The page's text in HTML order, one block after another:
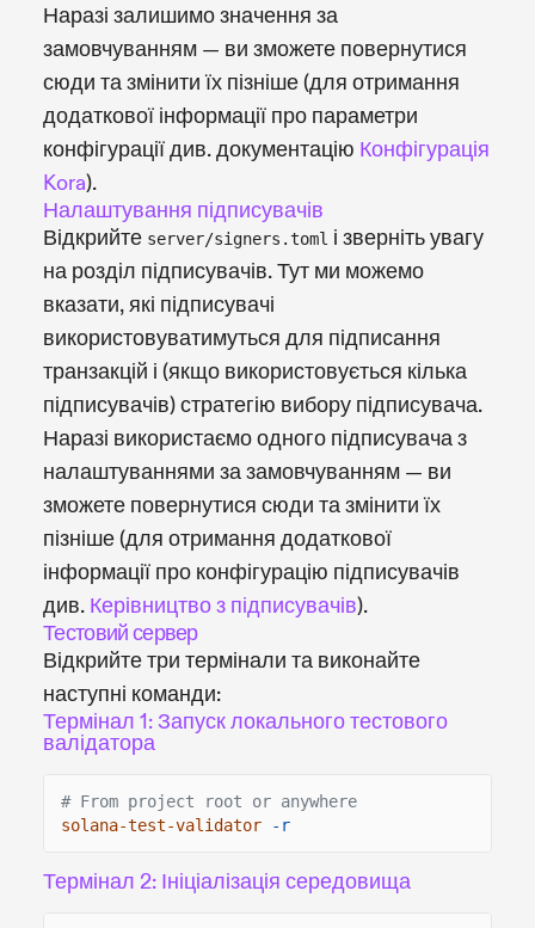
Наразі залишимо значення за
замовчуванням — ви зможете повернутися
сюди та змінити їх пізніше (для отримання
додаткової інформації про параметри
конфігурації див. документацію Конфігурація
Kora).
Налаштування підписувачів
Відкрийте server/signers.toml і зверніть увагу
на розділ підписувачів. Тут ми можемо
вказати, які підписувачі
використовуватимуться для підписання
транзакцій і (якщо використовується кілька
підписувачів) стратегію вибору підписувача.
Наразі використаємо одного підписувача з
налаштуваннями за замовчуванням — ви
зможете повернутися сюди та змінити їх
пізніше (для отримання додаткової
інформації про конфігурацію підписувачів
див. Керівництво з підписувачів).
Тестовий сервер
Відкрийте три термінали та виконайте
наступні команди:
Термінал 1: Запуск локального тестового
валідатора
# From project root or anywhere
solana-test-validator
-r
Термінал 2: Ініціалізація середовища